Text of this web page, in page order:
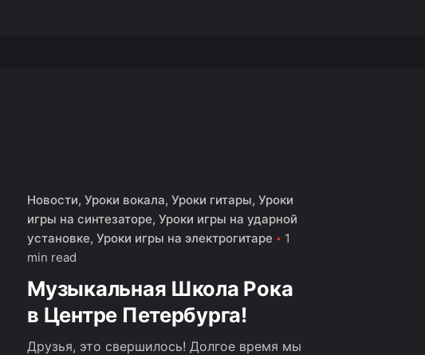
Новости Уроки вокала Уроки гитары Уроки
игры на синтезаторе Уроки игры на ударной
установке Уроки игры на электрогитаре
1
min read
Музыкальная Школа Рока
в Центре Петербурга!
Друзья, это свершилось! Долгое время мы